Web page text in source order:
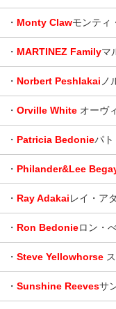
・ Monty Clawモンティ
・ MARTINEZ Familyマ
・ Norbert Peshlakai ノ
・ Orville White オーヴ
・ Patricia Bedonieパト
・ Philander&Lee
・ Ray Adakaiレイ・ア
・ Ron Bedonieロン・
・ Steve Yellowhorse
・ Sunshine Reevesサ